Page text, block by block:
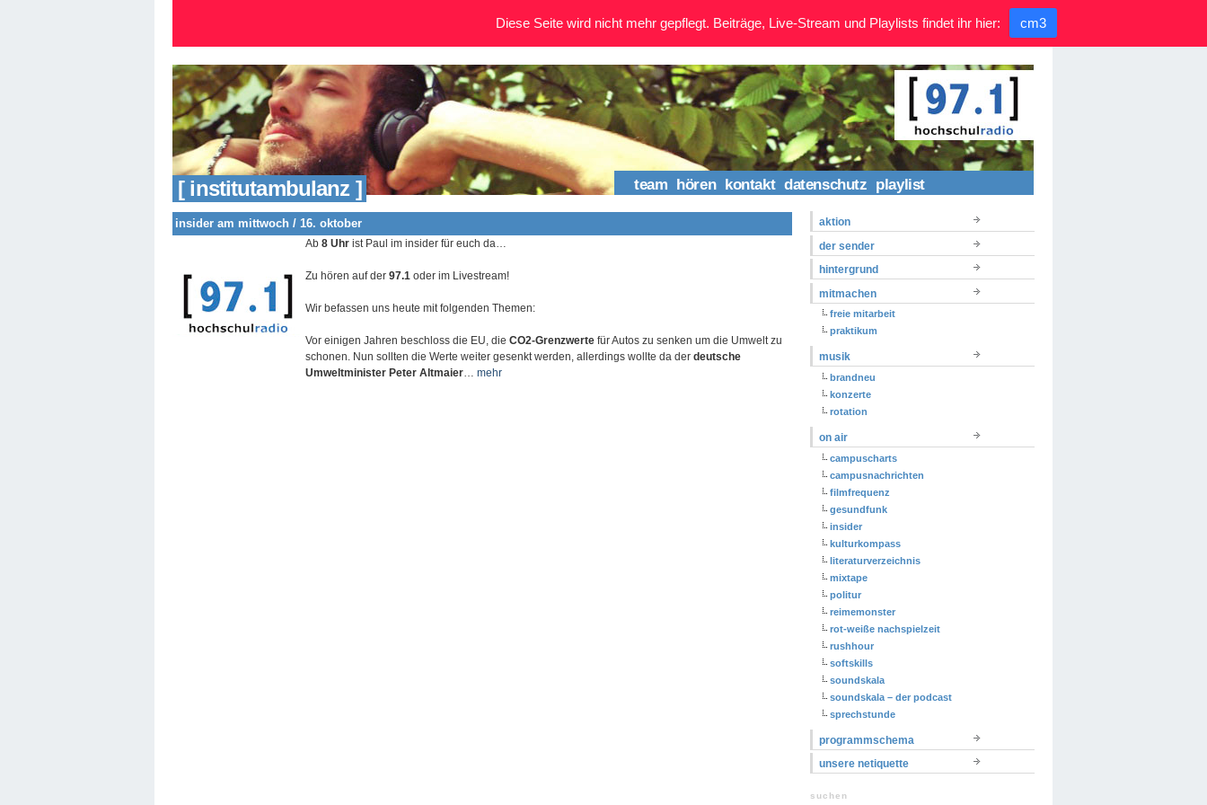
[ institutambulanz ] team hören kontakt datenschutz playlist
insider am mittwoch / 16. oktober
Ab 8 Uhr ist Paul im insider für euch da…
Zu hören auf der 97.1 oder im Livestream!
Wir befassen uns heute mit folgenden Themen:
Vor einigen Jahren beschloss die EU, die CO2-Grenzwerte für Autos zu senken um die Umwelt zu
schonen. Nun sollten die Werte weiter gesenkt werden, allerdings wollte da der deutsche
Umweltminister Peter Altmaier
mehr
aktion
der sender
hintergrund
mitmachen
freie mitarbeit
praktikum
musik
brandneu
konzerte
rotation
on air
campuscharts
campusnachrichten
filmfrequenz
gesundfunk
insider
kulturkompass
literaturverzeichnis
mixtape
politur
reimemonster
rot-weiße nachspielzeit
rushhour
softskills
soundskala
soundskala – der podcast
sprechstunde
programmschema
unsere netiquette
suchen
Diese Seite wird nicht mehr gepflegt. Beiträge, Live-Stream und Playlists findet ihr hier: cm3